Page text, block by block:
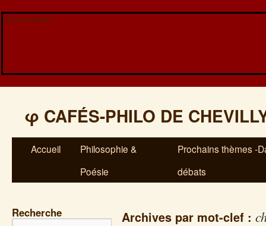
Veuillez patienter...
φ CAFÉS-PHILO DE
Accueil
Philosophie &
Poésie
Prochains thèmes -
débats
Recherche Archives par mot-clef :